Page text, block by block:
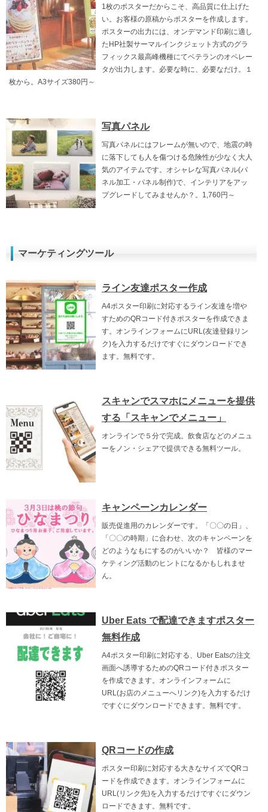
1枚のポスターだからこそ、高品質に仕上げた
い。お客様の原稿からポスターを作成します。
ポスターの出力には、オンデマンド印刷に適し
たHP社製サーマルインクジェット方式のグラ
フィックス最高峰機種にてベテランのオペレー
タが出力します。必要な時に、必要なだけ。１
枚から。A3サイズ380円～
写真パネル
写真パネルにはフレームが無いので、地震の時
に落下しても人を傷つける危険性が少なく大人
気のアイテムです。オシャレな写真パネル(パ
ネル加工・パネル制作)で、インテリアをアッ
プグレードしてみませんか？。1,760円～
マーケティングツール
ライン友達ポスター作成
A4ポスター印刷に対応するライン友達を増や
すためのQRコード付きポスターを作成できま
す。オンラインフォームにURL(友達登録リン
ク)を入力するだけですぐにダウンロードでき
ます。無料です。
スキャンでスマホにメニューを提供
する「スキャンでメニュー」
オンラインで５分で完成。飲食店などのメニュ
ーをノン・シェアで提供できる無料ツール。
キャンペーンカレンダー
販売促進用のカレンダーです。「〇〇の日」、
「〇〇の時期」に合わせ、次のキャンペーンを
どのようなもにするのがいいか？ 皆様のマー
ケティング活動のヒントになるかもしれませ
ん。
Uber Eats で配達できますポスター
無料作成
A4ポスター印刷に対応する、Uber Eatsの注文
画面へ誘導するためのQRコード付きポスター
を作成できます。オンラインフォームに
URL(お店のメニューへリンク)を入力するだけ
ですぐにダウンロードできます。無料です。
QRコードの作成
ポスター印刷に対応する大きなサイズでQRコ
ードを作成できます。オンラインフォームに
URL(リンク先)を入力するだけですぐにダウン
ロードできます。無料です。